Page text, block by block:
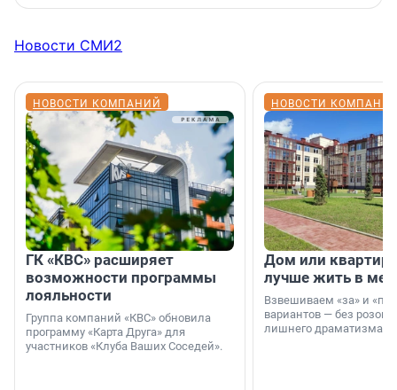
Новости СМИ2
НОВОСТИ КОМПАНИЙ
ГК «КВС» расширяет
возможности программы
лояльности
Группа компаний «КВС» обновила
программу «Карта Друга» для
участников «Клуба Ваших Соседей».
НОВОСТИ
Дом или
лучше жить в
Взвешиваем «за» и
вариантов — без
лишнего драматизма.